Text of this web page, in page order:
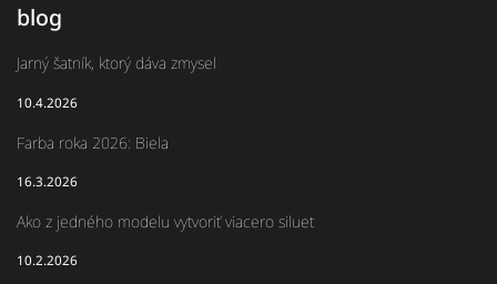
blog
Jarný šatník, ktorý dáva zmysel
10.4.2026
Farba roka 2026: Biela
16.3.2026
Ako z jedného modelu vytvoriť viacero siluet
10.2.2026